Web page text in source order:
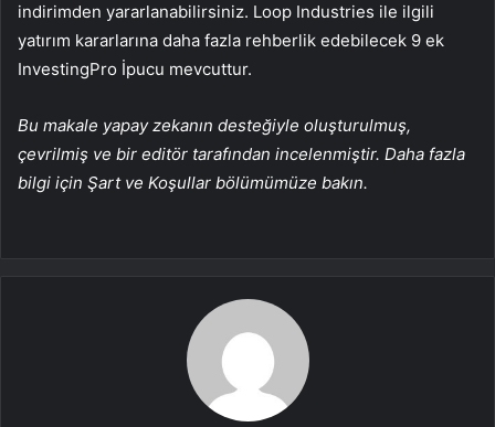
indirimden yararlanabilirsiniz. Loop Industries ile ilgili
yatırım kararlarına daha fazla rehberlik edebilecek 9 ek
InvestingPro İpucu mevcuttur.
Bu makale yapay zekanın desteğiyle oluşturulmuş,
çevrilmiş ve bir editör tarafından incelenmiştir. Daha fazla
bilgi için Şart ve Koşullar bölümümüze bakın.